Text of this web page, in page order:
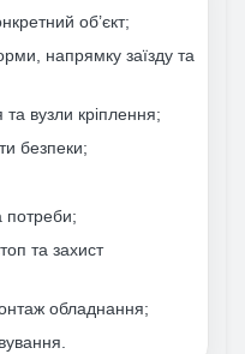
об’єкт;
напрямку заїзду та
вузли кріплення;
безпеки;
потреби;
та захист
обладнання;